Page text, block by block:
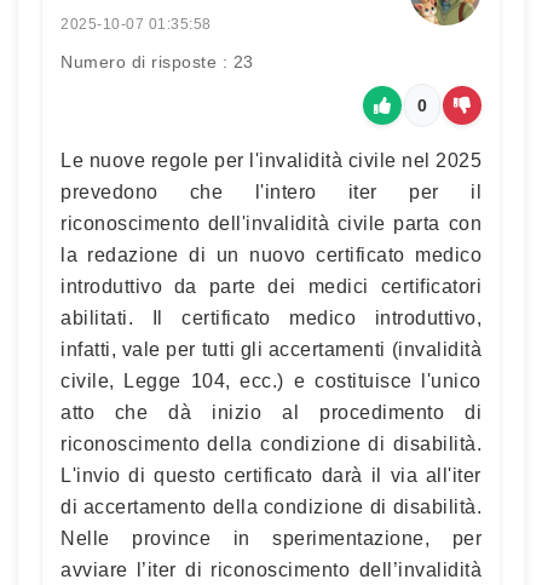
2025-10-07 01:35:58
Numero di risposte : 23
0
Le nuove regole per l'invalidità civile nel 2025
prevedono che l'intero iter per il
riconoscimento dell'invalidità civile parta con
la redazione di un nuovo certificato medico
introduttivo da parte dei medici certificatori
abilitati. Il certificato medico introduttivo,
infatti, vale per tutti gli accertamenti (invalidità
civile, Legge 104, ecc.) e costituisce l'unico
atto che dà inizio al procedimento di
riconoscimento della condizione di disabilità.
L'invio di questo certificato darà il via all'iter
di accertamento della condizione di disabilità.
Nelle province in sperimentazione, per
avviare l’iter di riconoscimento dell’invalidità